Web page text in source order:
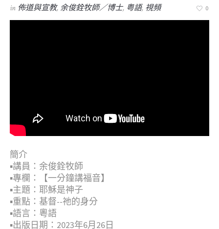
in 佈道與宣教, 余俊銓牧師／博士, 粤語, 視頻 0
簡介
▪︎講員：余俊銓牧師
▪︎專欄：【一分鐘講福音】
▪︎主題：耶穌是神子
▪︎重點：基督--祂的身分
▪︎語言：粵語
▪︎出版日期：2023年6月26日